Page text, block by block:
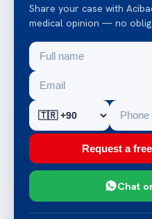
Share your case with
medical opinion — no
Request a
Chat